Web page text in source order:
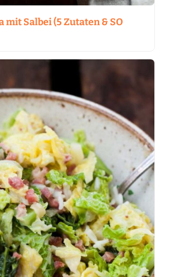
mit Salbei (5 Zutaten & SO